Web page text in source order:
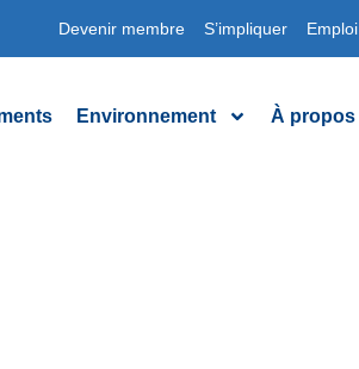
Devenir membre S’impliquer Emploi
Environnement À propos